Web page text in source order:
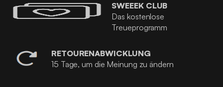
SWEEEK CLUB
Das kostenlose
Treueprogramm
RETOURENABWICKLUNG
15 Tage, um die Meinung zu ändern